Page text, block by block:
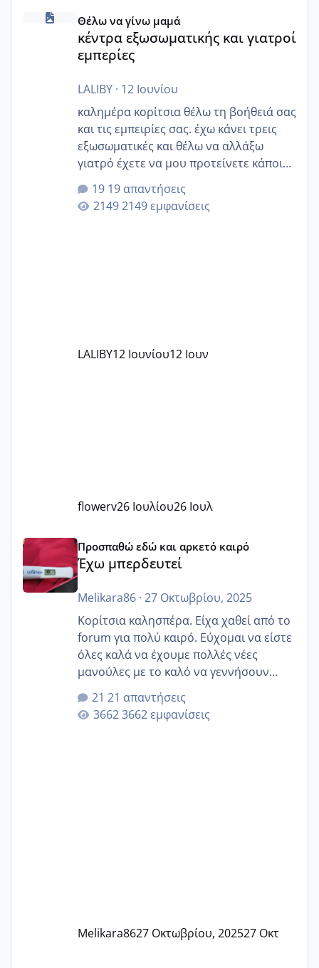
κέντρα εξωσωματικής και γιατροί εμπερίες
Θέλω να γίνω μαμά
κέντρα εξωσωματικής και γιατροί
εμπερίες
LALIBY· 12 Ιουνίου
καλημέρα κορίτσια θέλω τη βοήθειά σας
και τις εμπειρίες σας. έχω κάνει τρεις
εξωσωματικές και θέλω να αλλάξω
γιατρό έχετε να μου προτείνετε κάποιον
που μείνατε ευχαριστημένες και είχατε
επιιτυχία? έκανα στο υγεία με τον
ζερβομανωλάκη (δεν το εψαξε καθόλου
19 απαντήσεις
2149 εμφανίσεις
LALIBY12 Ιουνίου12 Ιουν
flowerv26 Ιουλίου26 Ιουλ
Έχω μπερδευτεί
Προσπαθώ εδώ και αρκετό καιρό
Έχω μπερδευτεί
Melikara86· 27 Οκτωβρίου, 2025
Κορίτσια καλησπέρα. Είχα χαθεί από το
forum για πολύ καιρό. Εύχομαι να είστε
όλες καλά να έχουμε πολλές νέες
μανούλες με το καλό να γεννήσουν
αυτές που ήδη περιμένουν. Να πάρουν
γερα μωράκια στην αγκαλίτσα τους
🙏🏼🙏🏼 Ας πάμε λοιπόν στο θέμα μου.
21 απαντήσεις
3662 εμφανίσεις
Melikara8627 Οκτωβρίου, 202527 Οκτ